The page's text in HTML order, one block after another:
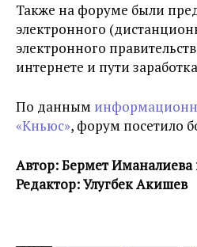
Также на форуме были
электронного
электронного
интернете и пути
По данным
«Кньюс», форум посетило
Автор: Бермет Иманалиева
Редактор: Улугбек Акишев